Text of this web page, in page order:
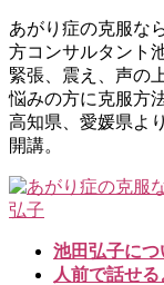
あがり症の克服な
方コンサルタント
緊張、震え、声の
悩みの方に克服方
高知県、愛媛県よ
開講。
池田弘子につ
人前で話せ